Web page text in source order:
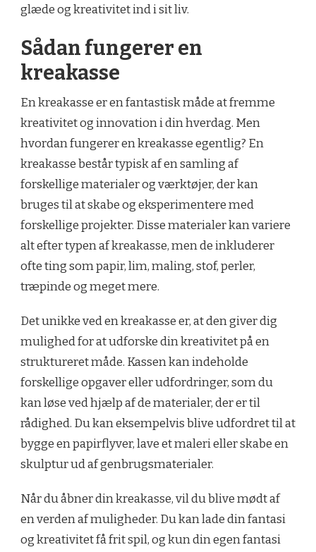
glæde og kreativitet ind i sit liv.
Sådan fungerer en
kreakasse
En kreakasse er en fantastisk måde at fremme
kreativitet og innovation i din hverdag. Men
hvordan fungerer en kreakasse egentlig? En
kreakasse består typisk af en samling af
forskellige materialer og værktøjer, der kan
bruges til at skabe og eksperimentere med
forskellige projekter. Disse materialer kan variere
alt efter typen af kreakasse, men de inkluderer
ofte ting som papir, lim, maling, stof, perler,
træpinde og meget mere.
Det unikke ved en kreakasse er, at den giver dig
mulighed for at udforske din kreativitet på en
struktureret måde. Kassen kan indeholde
forskellige opgaver eller udfordringer, som du
kan løse ved hjælp af de materialer, der er til
rådighed. Du kan eksempelvis blive udfordret til at
bygge en papirflyver, lave et maleri eller skabe en
skulptur ud af genbrugsmaterialer.
Når du åbner din kreakasse, vil du blive mødt af
en verden af muligheder. Du kan lade din fantasi
og kreativitet få frit spil, og kun din egen fantasi